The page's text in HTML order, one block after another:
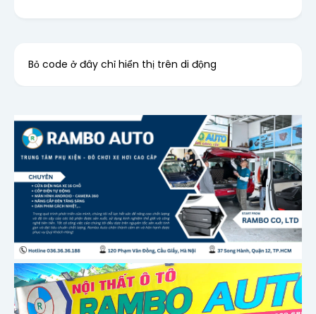
Bỏ code ở đây chỉ hiển thị trên di động